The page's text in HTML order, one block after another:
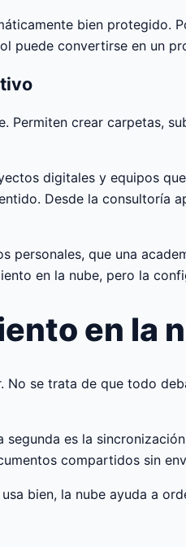
bien protegido.
puede convertirse en un
crear carpetas,
digitales y equipos
Desde la consultoría
que una
en la nube, pero la
en la
se trata de que todo
es la
compartidos sin
bien, la nube ayuda a